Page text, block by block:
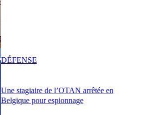
Une stagiaire de l’OTAN arrêtée en
Belgique pour espionnage
DÉFENSE